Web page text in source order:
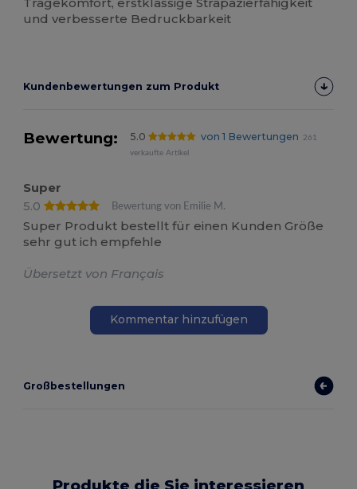
und verbesserte Bedruckbarkeit
Kundenbewertungen zum Produkt
Bewertung: 5.0 von 1 Bewertungen
261
verkaufte Artikel
Super
5.0
Bewertung von Emilie M.
Super Produkt bestellt für einen Kunden Größe
sehr gut ich empfehle
Übersetzt von Français
Kommentar hinzufügen
Großbestellungen
Produkte die Sie interessieren